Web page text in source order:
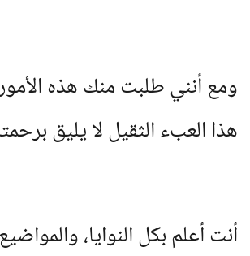
ومع أنني طلبت منك هذه
هذا العبء الثقيل لا يليق
أنت أعلم بكل النوايا،